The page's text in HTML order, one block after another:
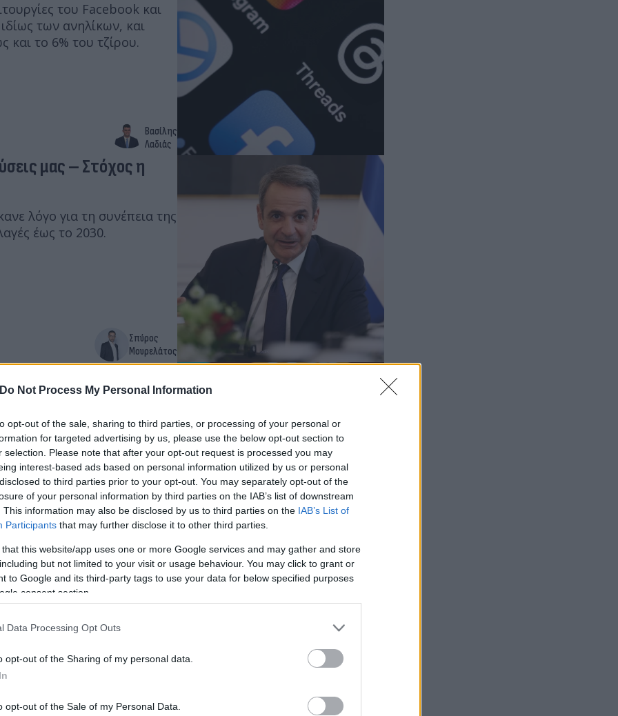
Do Not Process My Personal Information
opt-out of the sale, sharing to third parties, or processing of your personal or
for targeted advertising by us, please use the below opt-out section to
selection. Please note that after your opt-out request is processed you may
interest-based ads based on personal information utilized by us or personal
to third parties prior to your opt-out. You may separately opt-out of the
of your personal information by third parties on the IAB’s list of downstream
This information may also be disclosed by us to third parties on the IAB’s List of
Participants that may further disclose it to other third parties.
that this website/app uses one or more Google services and may gather and store
but not limited to your visit or usage behaviour. You may click to grant or
to Google and its third-party tags to use your data for below specified purposes
consent section.
Data Processing Opt Outs
opt-out of the Sharing of my personal data.
opt-out of the Sale of my Personal Data.
του Facebook και
των ανηλίκων, και
και το 6% του τζίρου.
Βασίλης
Λαδιάς
μας – Στόχος η
λόγο για τη συνέπεια της
έως το 2030.
Σπύρος
Μουρελάτος
δυσλειτουργίες και
ώρες σε Facebook,
Ομάδα
Flash.gr